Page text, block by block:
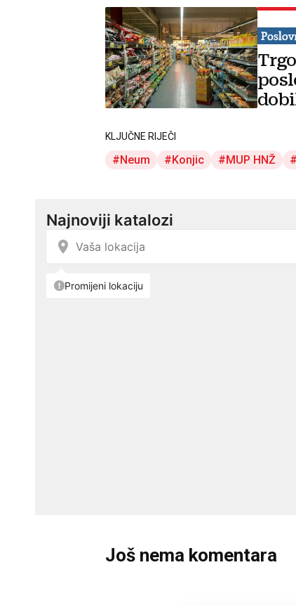
KLJUČNE RIJEČI
Neum Konjic MUP HNŽ
Još nema komentara